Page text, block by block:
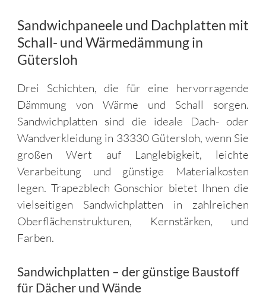
Sandwichpaneele und Dachplatten mit
Schall- und Wärmedämmung in
Gütersloh
Drei Schichten, die für eine hervorragende
Dämmung von Wärme und Schall sorgen.
Sandwichplatten sind die ideale Dach- oder
Wandverkleidung in 33330 Gütersloh, wenn Sie
großen Wert auf Langlebigkeit, leichte
Verarbeitung und günstige Materialkosten
legen. Trapezblech Gonschior bietet Ihnen die
vielseitigen Sandwichplatten in zahlreichen
Oberflächenstrukturen, Kernstärken, und
Farben.
Sandwichplatten – der günstige Baustoff
für Dächer und Wände